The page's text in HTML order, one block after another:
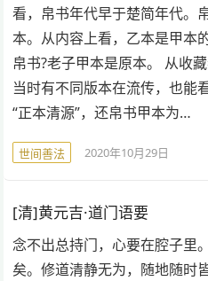
看，帛书年代早于楚简年代。
本。从内容上看，乙本是甲本
帛书?老子甲本是原本。 从收
当时有不同版本在流传，也能
“正本清源”，还帛书甲本为…
世间善法 2020年10月29日
[清]黄元吉·道门语要
念不出总持门，心要在腔子里
矣。修道清静无为，随地随时